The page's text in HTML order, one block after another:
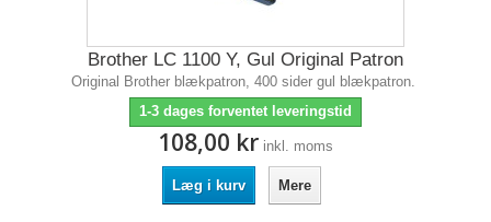
Brother LC 1100 Y, Gul Original Patron
Original Brother blækpatron, 400 sider gul blækpatron.
1-3 dages forventet leveringstid
108,00 kr inkl. moms
Læg i kurv Mere